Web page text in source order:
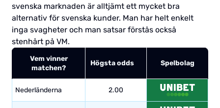
svenska marknaden är alltjämt ett mycket bra
alternativ för svenska kunder. Man har helt enkelt
inga svagheter och man satsar förstås också
stenhårt på VM.
Vem vinner
matchen?
Högsta odds Spelbolag
Nederländerna 2.00